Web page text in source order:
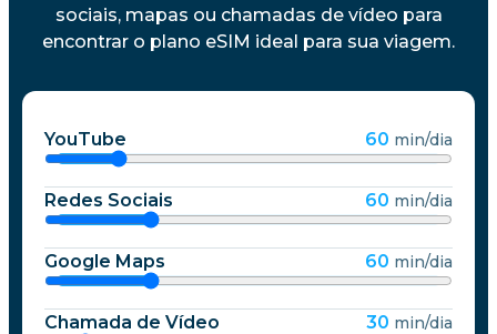
sociais, mapas ou chamadas de vídeo para
encontrar o plano eSIM ideal para sua viagem.
YouTube 60 min/dia
Redes Sociais 60 min/dia
Google Maps 60 min/dia
Chamada de Vídeo 30 min/dia